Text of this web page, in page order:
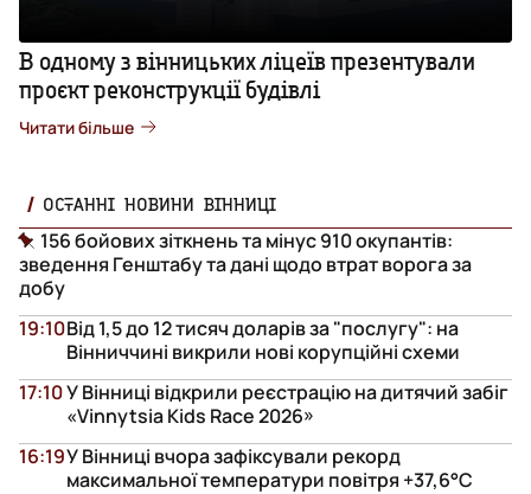
В одному з вінницьких ліцеїв презентували
проєкт реконструкції будівлі
Читати більше
ОСТАННІ НОВИНИ ВІННИЦІ
156 бойових зіткнень та мінус 910 окупантів:
зведення Генштабу та дані щодо втрат ворога за
добу
Від 1,5 до 12 тисяч доларів за "послугу": на
Вінниччині викрили нові корупційні схеми
19:10
У Вінниці відкрили реєстрацію на дитячий забіг
«Vinnytsia Kids Race 2026»
17:10
У Вінниці вчора зафіксували рекорд
максимальної температури повітря +37,6°С
16:19